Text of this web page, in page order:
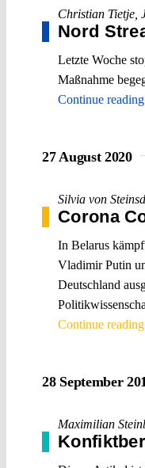
Christian Tietje
Nord
Letzte Woche
Maßnahme
Continue
27 August 2020
Silvia von
Corona
In Belarus
Vladimir Putin
Deutschland
Continue
28 September
Maximilian